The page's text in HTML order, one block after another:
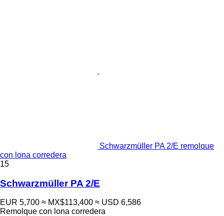
Schwarzmüller PA 2/E remolque
con lona corredera
15
Schwarzmüller PA 2/E
EUR 5,700 ≈ MX$113,400 ≈ USD 6,586
Remolque con lona corredera